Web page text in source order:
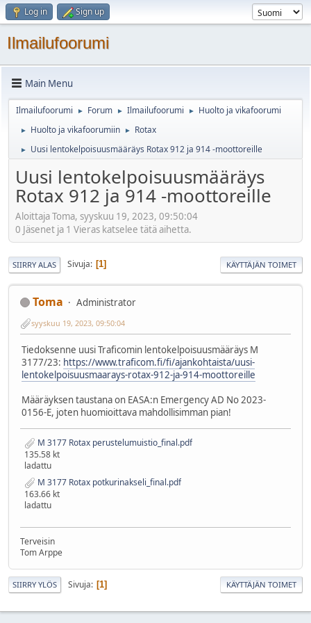
Log in Sign up
Ilmailufoorumi
Main Menu
Ilmailufoorumi ► Forum ► Ilmailufoorumi ► Huolto ja vikafoorumi
► Huolto ja vikafoorumiin ► Rotax
► Uusi lentokelpoisuusmääräys Rotax 912 ja 914 -moottoreille
Uusi lentokelpoisuusmääräys
Rotax 912 ja 914 -moottoreille
Aloittaja Toma, syyskuu 19, 2023, 09:50:04
0 Jäsenet ja 1 Vieras katselee tätä aihetta.
SIIRRY ALAS Sivuja 1 KÄYTTÄJÄN TOIMET
Toma Administrator
syyskuu 19, 2023, 09:50:04
Tiedoksenne uusi Traficomin lentokelpoisuusmääräys M
3177/23: https://www.traficom.fi/fi/ajankohtaista/uusi-
lentokelpoisuusmaarays-rotax-912-ja-914-moottoreille
Määräyksen taustana on EASA:n Emergency AD No 2023-
0156-E, joten huomioittava mahdollisimman pian!
M 3177 Rotax perustelumuistio_final.pdf
135.58 kt
ladattu
M 3177 Rotax potkurinakseli_final.pdf
163.66 kt
ladattu
Terveisin
Tom Arppe
SIIRRY YLÖS Sivuja 1 KÄYTTÄJÄN TOIMET